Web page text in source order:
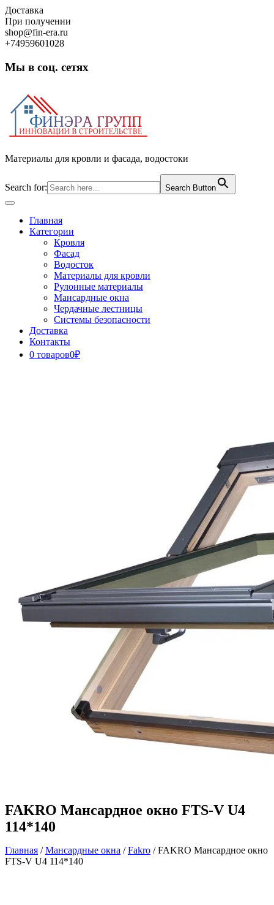
Skip
to
content
Доставка
При получении
shop@fin-era.ru
+74959601028
Мы в соц. сетях
Материалы для кровли и фасада, водостоки
Search for: Search Button
Open
ButtonГлавная
Категории
Кровля
Фасад
Водосток
Материалы для кровли
Рулонные материалы
Мансардные окна
Чердачные лестницы
Системы безопасности
Доставка
Контакты
0 товаров0₽
FAKRO Мансардное окно FTS-V U4
114*140
Главная /Мансардные окна /Fakro / FAKRO Мансардное окно
FTS-V U4 114*140